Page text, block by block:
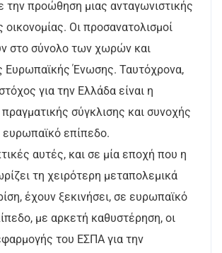
την προώθηση μιας ανταγωνιστικής
οικονομίας. Οι προσανατολισμοί
στο σύνολο των χωρών και
Ευρωπαϊκής Ένωσης. Ταυτόχρονα,
για την Ελλάδα είναι η
σύγκλισης και συνοχής
επίπεδο.
αυτές, και σε μία εποχή που η
τη χειρότερη μεταπολεμικά
έχουν ξεκινήσει, σε ευρωπαϊκό
με αρκετή καθυστέρηση, οι
του ΕΣΠΑ για την